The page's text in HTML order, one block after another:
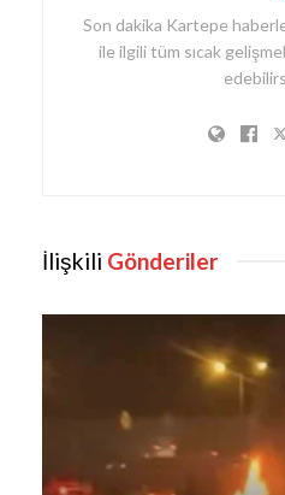
Son dakika Kartepe
ile ilgili tüm sıcak
İlişkili Gönderiler